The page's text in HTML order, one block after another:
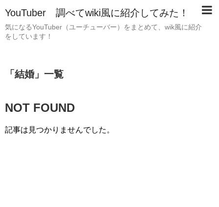
YouTuber 調べてwiki風に紹介してみた！
気になるYouTuber（ユーチューバー）をまとめて、wik風に紹介
をしています！
「 結婚」 一覧
NOT FOUND
記事は見つかりませんでした。